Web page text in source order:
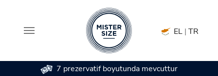
EL | TR
7 prezervatif boyutunda mevcuttur